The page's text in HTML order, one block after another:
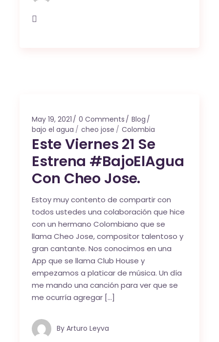
May 19, 2021 0 Comments
Blog
bajo el agua
cheo jose Colombia
Este Viernes 21 Se
Estrena #BajoElAgua
Con Cheo Jose.
Estoy muy contento de compartir con
todos ustedes una colaboración que hice
con un hermano Colombiano que se
llama Cheo Jose, compositor talentoso y
gran cantante. Nos conocimos en una
App que se llama Club House y
empezamos a platicar de música. Un día
me mando una canción para ver que se
me ocurría agregar […]
By Arturo Leyva